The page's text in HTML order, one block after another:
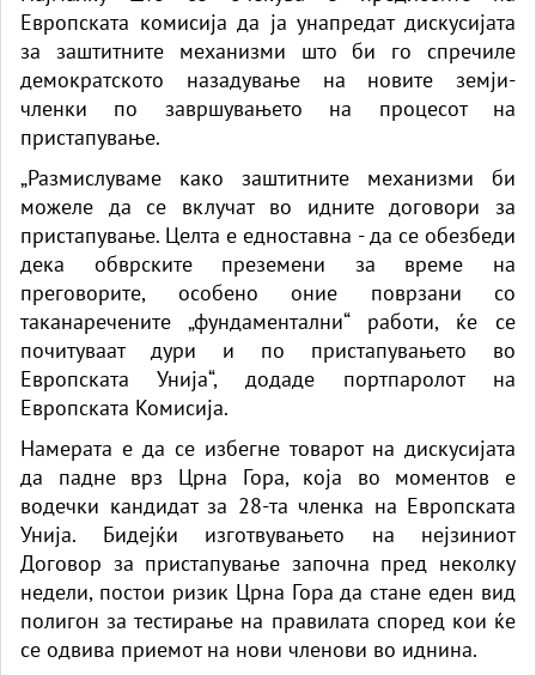
Европската комисија да ја унапредат дискусијата
за заштитните механизми што би го спречиле
демократското назадување на новите земји-
членки по завршувањето на процесот на
пристапување.
„Размислуваме како заштитните механизми би
можеле да се вклучат во идните договори за
пристапување. Целта е едноставна - да се обезбеди
дека обврските преземени за време на
преговорите, особено оние поврзани со
таканаречените „фундаментални“ работи, ќе се
почитуваат дури и по пристапувањето во
Европската Унија“, додаде портпаролот на
Европската Комисија.
Намерата е да се избегне товарот на дискусијата
да падне врз Црна Гора, која во моментов е
водечки кандидат за 28-та членка на Европската
Унија. Бидејќи изготвувањето на нејзиниот
Договор за пристапување започна пред неколку
недели, постои ризик Црна Гора да стане еден вид
полигон за тестирање на правилата според кои ќе
се одвива приемот на нови членови во иднина.